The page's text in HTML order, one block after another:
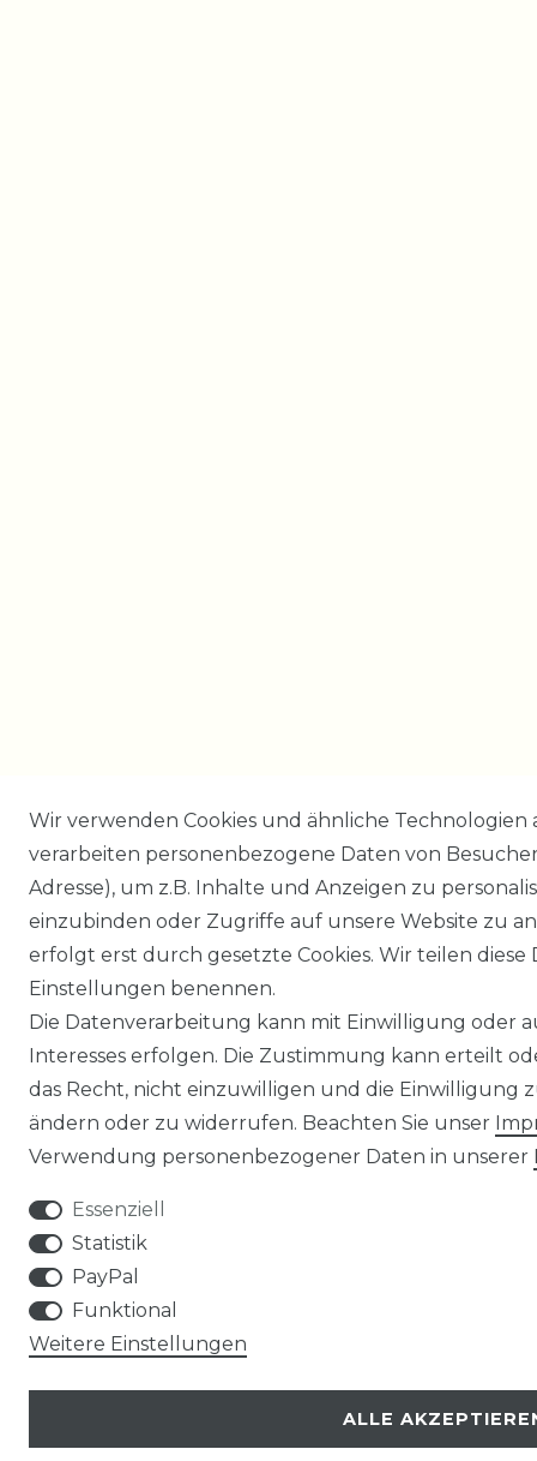
Wir verwenden Cookies und ähnliche
verarbeiten personenbezogene Daten von
Adresse), um z.B. Inhalte und Anzeigen zu
einzubinden oder Zugriffe auf unsere Website zu
erfolgt erst durch gesetzte Cookies. Wir teilen
Einstellungen benennen.
Die Datenverarbeitung kann mit Einwilligung oder
Interesses erfolgen. Die Zustimmung kann erteilt
das Recht, nicht einzuwilligen und die Einwilligung
ändern oder zu widerrufen. Beachten Sie unser
Verwendung personenbezogener Daten in unserer
Essenziell
Statistik
PayPal
Funktional
Weitere Einstellungen
ALLE